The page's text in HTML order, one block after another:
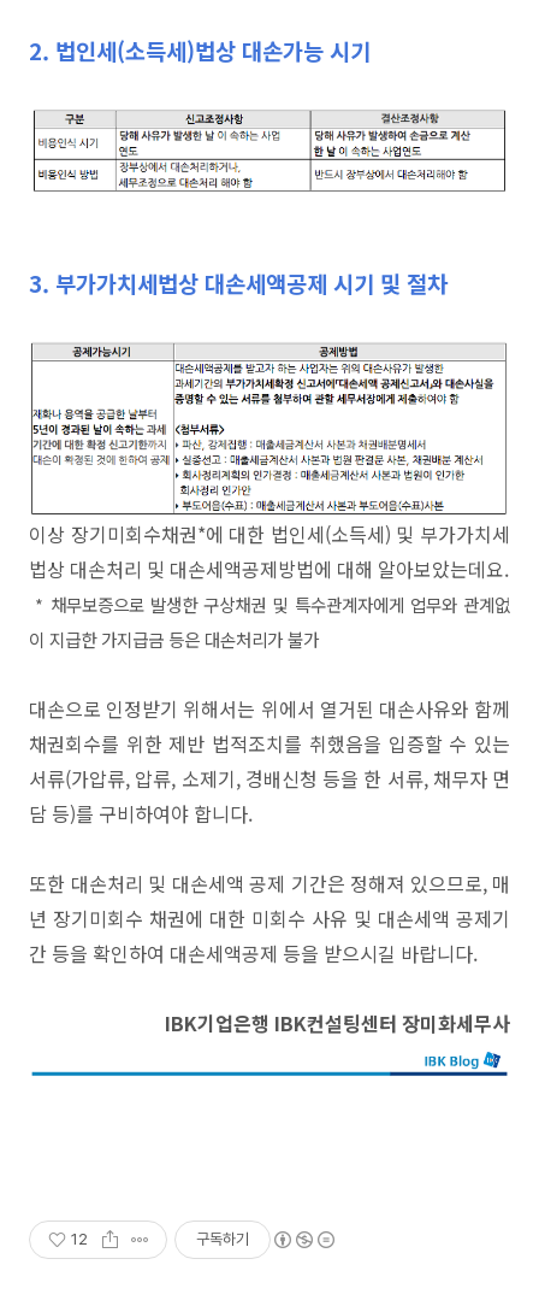
2. 법인세(소득세)법상 대손가능 시기
3. 부가가치세법상 대손세액공제 시기 및 절차
이상 장기미회수채권*에 대한 법인세(소득세) 및 부가가치세
법상 대손처리 및 대손세액공제방법에 대해 알아보았는데요.
* 채무보증으로 발생한 구상채권 및 특수관계자에게 업무와 관계없
이 지급한 가지급금 등은 대손처리가 불가
대손으로 인정받기 위해서는 위에서 열거된 대손사유와 함께
채권회수를 위한 제반 법적조치를 취했음을 입증할 수 있는
서류(가압류, 압류, 소제기, 경배신청 등을 한 서류, 채무자 면
담 등)를 구비하여야 합니다.
또한 대손처리 및 대손세액 공제 기간은 정해져 있으므로, 매
년 장기미회수 채권에 대한 미회수 사유 및 대손세액 공제기
간 등을 확인하여 대손세액공제 등을 받으시길 바랍니다.
IBK기업은행 IBK컨설팅센터 장미화세무사
12 구독하기